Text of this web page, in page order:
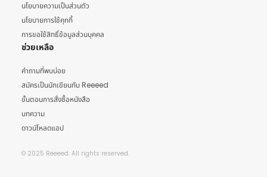
นโยบายความเป็นส่วนตัว
นโยบายการใช้คุกกี้
การขอใช้สิทธิ์ข้อมูลส่วนบุคคล
ช่วยเหลือ
คำถามที่พบบ่อย
สมัครเป็นนักเขียนกับ Reeeed
ขั้นตอนการสั่งซื้อหนังสือ
บทความ
ดาวน์โหลดแอป
© 2025 Reeeed. All rights reserved.